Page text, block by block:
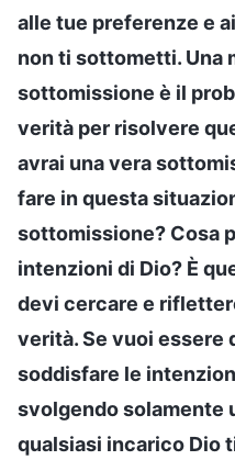
alle tue preferenze e
non ti sottometti. Una
sottomissione è il
verità per risolvere
avrai una vera
fare in questa
sottomissione? Cosa
intenzioni di Dio? È
devi cercare e
verità. Se vuoi essere
soddisfare le
svolgendo solamente
qualsiasi incarico Dio